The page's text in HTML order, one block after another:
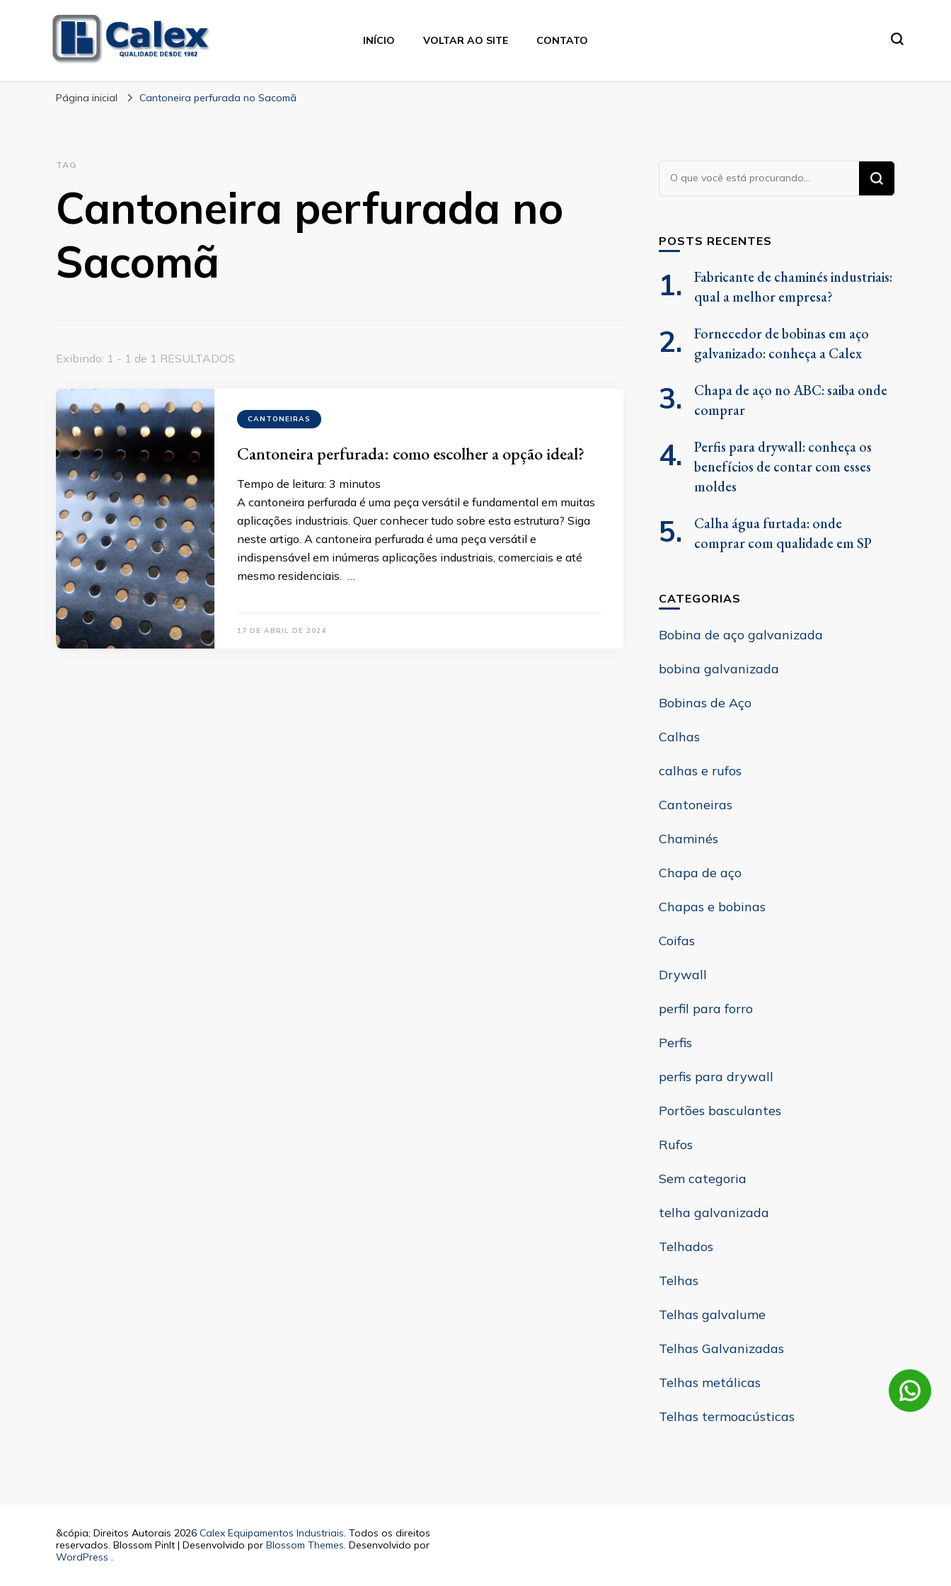
Calex Equipamentos Industriais
INÍCIO VOLTAR AO SITE CONTATO
Página inicial Cantoneira perfurada no Sacomã
TAG
Cantoneira perfurada no
Sacomã
Exibindo: 1 - 1 de 1 RESULTADOS
CANTONEIRAS
Cantoneira perfurada: como escolher a opção ideal?
Tempo de leitura: 3 minutos
A cantoneira perfurada é uma peça versátil e fundamental em muitas
aplicações industriais. Quer conhecer tudo sobre esta estrutura? Siga
neste artigo. A cantoneira perfurada é uma peça versátil e
indispensável em inúmeras aplicações industriais, comerciais e até
mesmo residenciais. …
17 DE ABRIL DE 2024
Procurando
algo?
POSTS RECENTES
Fabricante de chaminés industriais:
qual a melhor empresa?
Fornecedor de bobinas em aço
galvanizado: conheça a Calex
Chapa de aço no ABC: saiba onde
comprar
Perfis para drywall: conheça os
benefícios de contar com esses
moldes
Calha água furtada: onde
comprar com qualidade em SP
CATEGORIAS
Bobina de aço galvanizada
bobina galvanizada
Bobinas de Aço
Calhas
calhas e rufos
Cantoneiras
Chaminés
Chapa de aço
Chapas e bobinas
Coifas
Drywall
perfil para forro
Perfis
perfis para drywall
Portões basculantes
Rufos
Sem categoria
telha galvanizada
Telhados
Telhas
Telhas galvalume
Telhas Galvanizadas
Telhas metálicas
Telhas termoacústicas
&cópia; Direitos Autorais 2026 Calex Equipamentos Industriais. Todos os direitos
reservados. Blossom PinIt | Desenvolvido por Blossom Themes. Desenvolvido por
WordPress .